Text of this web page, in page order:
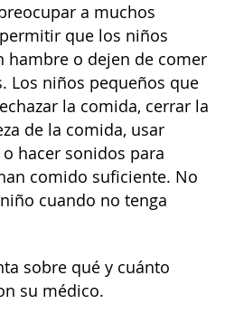
a muchos
que los niños
hambre o dejen de comer
Los niños pequeños que
la comida, cerrar la
de la comida, usar
hacer sonidos para
comido suficiente. No
cuando no tenga
sobre qué y cuánto
su médico.